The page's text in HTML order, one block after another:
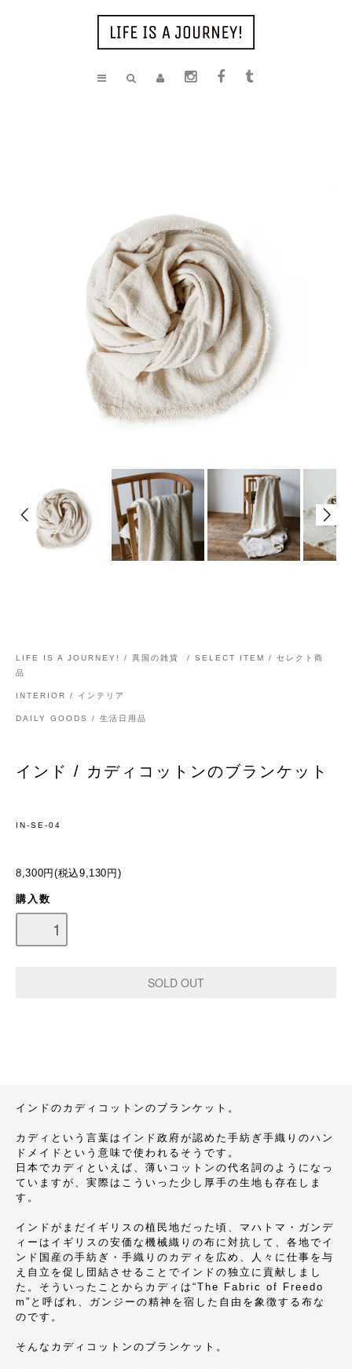
LIFE IS A JOURNEY! / 異国の雑貨 /
SELECT ITEM / セレクト商
品
INTERIOR / インテリア
DAILY GOODS / 生活日用品
インド / カディコットンのブランケット
IN-SE-04
8,300円(税込9,130円)
購入数
インドのカディコットンのブランケット。
カディという言葉はインド政府が認めた手紡ぎ手織りのハン
ドメイドという意味で使われるそうです。
日本でカディといえば、薄いコットンの代名詞のようになっ
ていますが、実際はこういった少し厚手の生地も存在しま
す。
インドがまだイギリスの植民地だった頃、マハトマ・ガンデ
ィーはイギリスの安価な機械織りの布に対抗して、各地でイ
ンド国産の手紡ぎ・手織りのカディを広め、人々に仕事を与
え自立を促し団結させることでインドの独立に貢献しまし
た。そういったことからカディは“The Fabric of Freedo
m”と呼ばれ、ガンジーの精神を宿した自由を象徴する布な
のです。
そんなカディコットンのブランケット。